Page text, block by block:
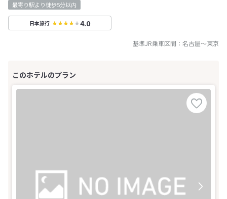
最寄り駅より徒歩5分以内
日本旅行 4.0
基準JR乗車区間： 名古屋～東京